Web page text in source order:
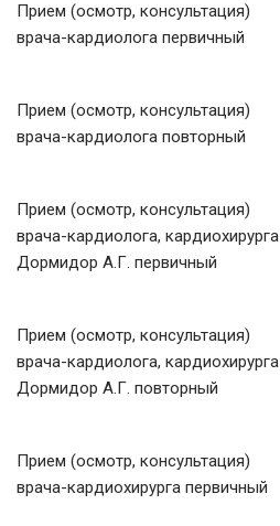
Прием (осмотр, консультация)
врача-кардиолога первичный
Прием (осмотр, консультация)
врача-кардиолога повторный
Прием (осмотр, консультация)
врача-кардиолога, кардиохирурга
Дормидор А.Г. первичный
Прием (осмотр, консультация)
врача-кардиолога, кардиохирурга
Дормидор А.Г. повторный
Прием (осмотр, консультация)
врача-кардиохирурга первичный